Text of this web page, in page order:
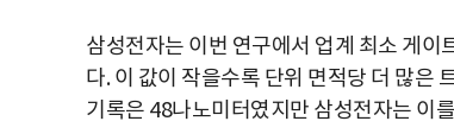
삼성전자는 이번 연구에서 업계 최소 게이
다. 이 값이 작을수록 단위 면적당 더 많은
기록은 48나노미터였지만 삼성전자는 이